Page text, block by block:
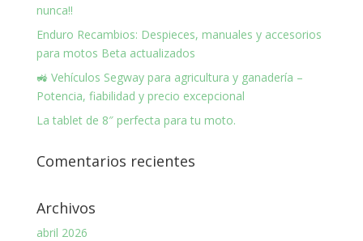
nunca!!
Enduro Recambios: Despieces, manuales y accesorios
para motos Beta actualizados
🚜 Vehículos Segway para agricultura y ganadería –
Potencia, fiabilidad y precio excepcional
La tablet de 8″ perfecta para tu moto.
Comentarios recientes
Archivos
abril 2026